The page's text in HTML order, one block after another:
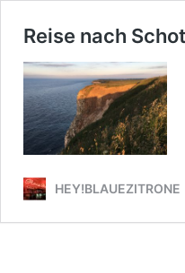
Reise nach
HEY!BLAUEZITRONE